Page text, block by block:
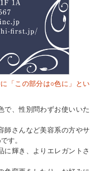
「この部分は○色に」とい
で、性別問わずお使いいた
師さんなど美容系の方やサ
す。
に輝き、よりエレガントさ